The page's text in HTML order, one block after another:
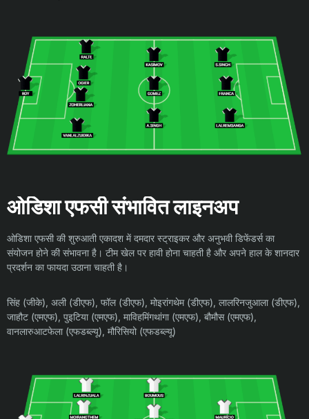
ओडिशा एफसी संभावित लाइनअप
ओडिशा एफसी की शुरुआती एकादश में दमदार स्ट्राइकर और अनुभवी डिफेंडर्स का
संयोजन होने की संभावना है। टीम खेल पर हावी होना चाहती है और अपने हाल के शानदार
प्रदर्शन का फायदा उठाना चाहती है।
सिंह (जीके), अली (डीएफ), फॉल (डीएफ), मोइरांगथेम (डीएफ), लालरिनजुआला (डीएफ),
जाहौट (एमएफ), पुइटिया (एमएफ), माविहमिंगथांगा (एमएफ), बौमौस (एमएफ),
वानलारुआटफेला (एफडब्ल्यू), मौरिसियो (एफडब्ल्यू)